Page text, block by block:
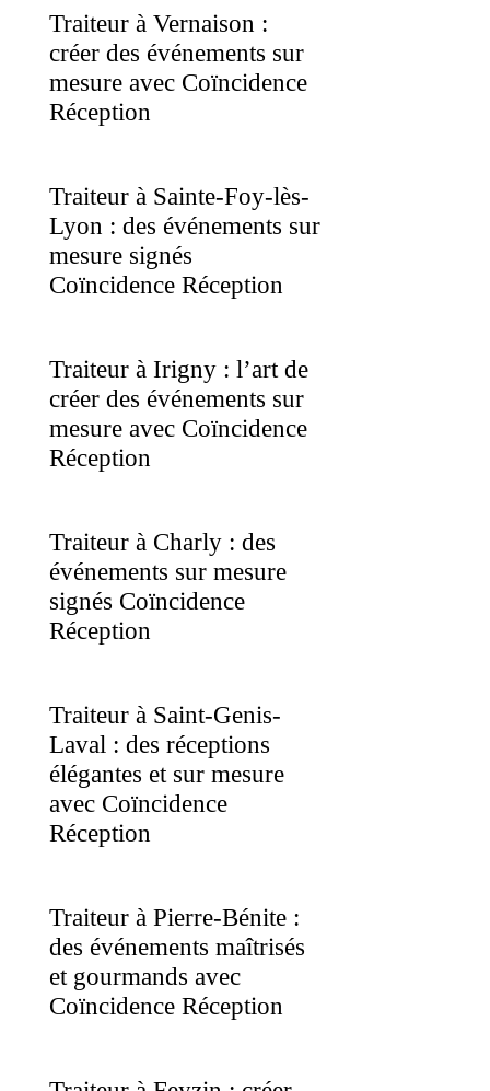
Traiteur à Vernaison :
créer des événements sur
mesure avec Coïncidence
Réception
Traiteur à Sainte-Foy-lès-
Lyon : des événements sur
mesure signés
Coïncidence Réception
Traiteur à Irigny : l’art de
créer des événements sur
mesure avec Coïncidence
Réception
Traiteur à Charly : des
événements sur mesure
signés Coïncidence
Réception
Traiteur à Saint-Genis-
Laval : des réceptions
élégantes et sur mesure
avec Coïncidence
Réception
Traiteur à Pierre-Bénite :
des événements maîtrisés
et gourmands avec
Coïncidence Réception